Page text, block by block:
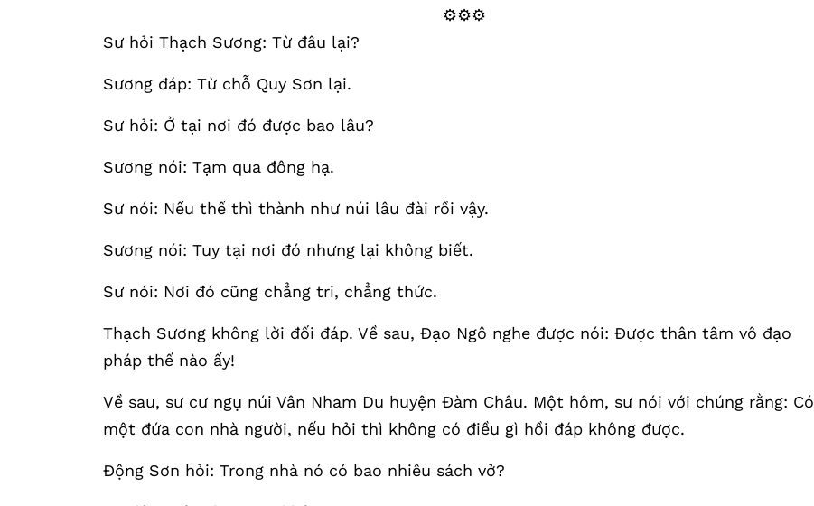
⚙️⚙️⚙️
Sư hỏi Thạch Sương: Từ đâu lại?
Sương đáp: Từ chỗ Quy Sơn lại.
Sư hỏi: Ở tại nơi đó được bao lâu?
Sương nói: Tạm qua đông hạ.
Sư nói: Nếu thế thì thành như núi lâu đài rồi vậy.
Sương nói: Tuy tại nơi đó nhưng lại không biết.
Sư nói: Nơi đó cũng chẳng tri, chẳng thức.
Thạch Sương không lời đối đáp. Về sau, Đạo Ngô nghe được nói: Được thân tâm vô đạo
pháp thế nào ấy!
Về sau, sư cư ngụ núi Vân Nham Du huyện Đàm Châu. Một hôm, sư nói với chúng rằng: Có
một đứa con nhà người, nếu hỏi thì không có điều gì hồi đáp không được.
Động Sơn hỏi: Trong nhà nó có bao nhiêu sách vở?